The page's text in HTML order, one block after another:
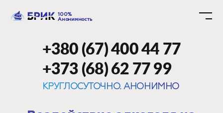
100%
Анонимность
+380 (67) 400 44 77
+373 (68) 62 77 99
КРУГЛОСУТОЧНО. АНОНИМНО